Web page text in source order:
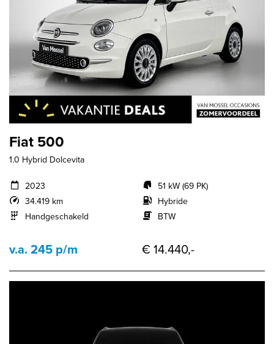
Fiat 500
1.0 Hybrid Dolcevita
2023
34.419 km
Handgeschakeld
51 kW (69 PK)
Hybride
BTW
v.a. 245 p/m € 14.440,-